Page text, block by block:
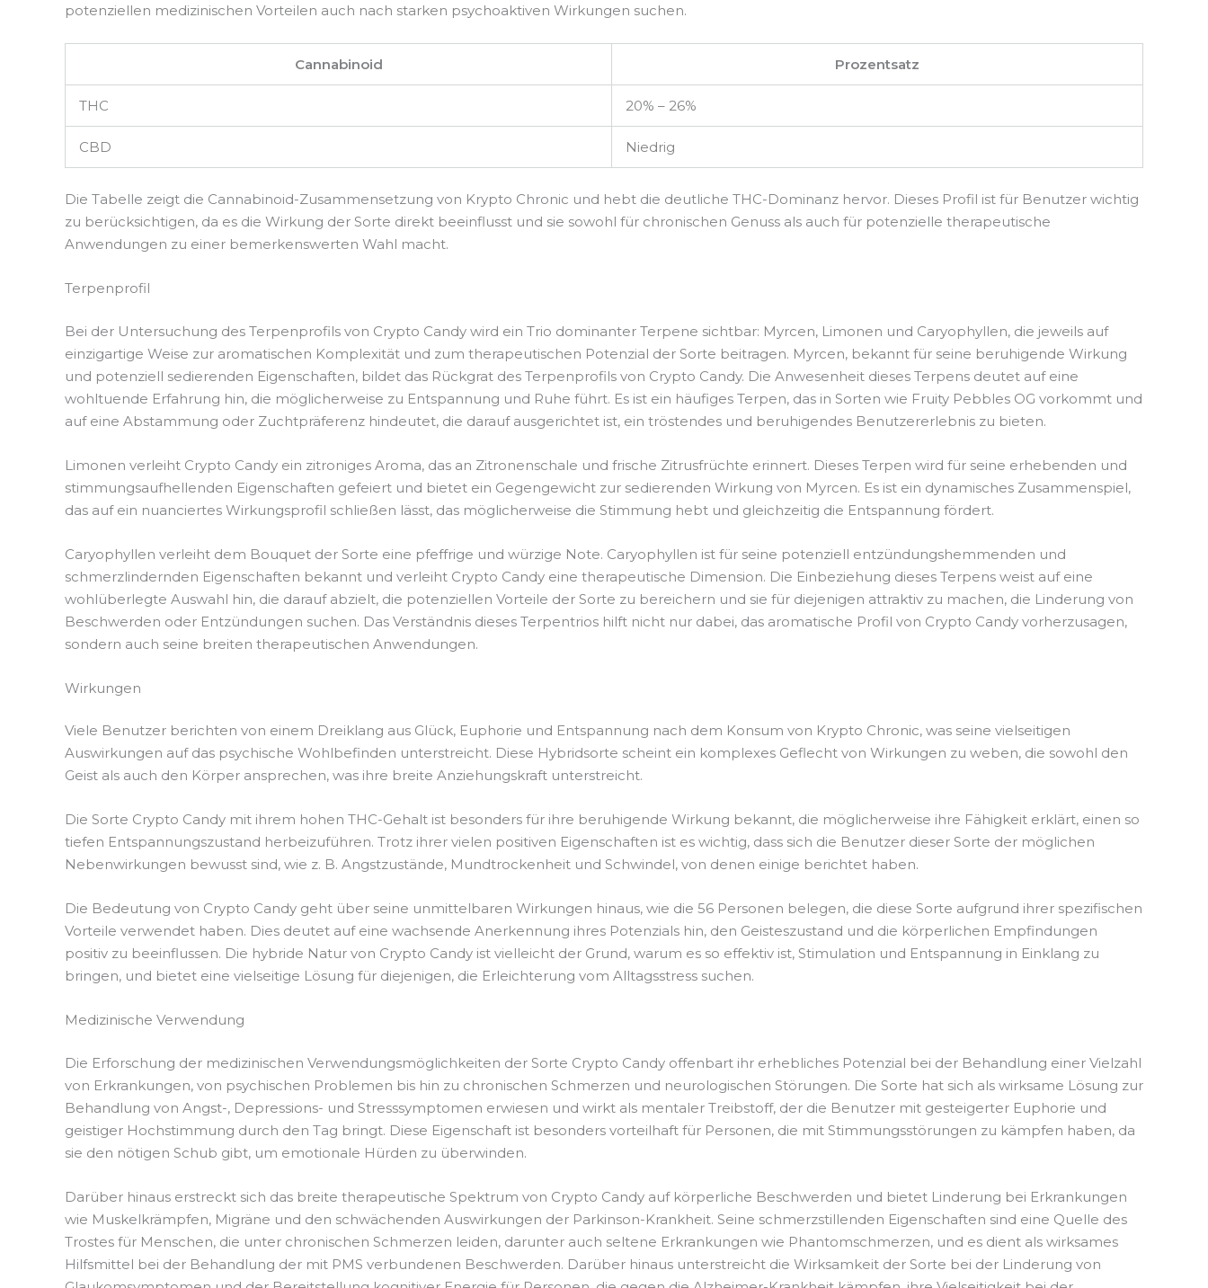
potenziellen medizinischen Vorteilen auch nach starken psychoaktiven Wirkungen suchen.
Cannabinoid Prozentsatz
THC 20% – 26%
CBD Niedrig
Die Tabelle zeigt die Cannabinoid-Zusammensetzung von Krypto Chronic und hebt die deutliche THC-Dominanz hervor. Dieses Profil ist für Benutzer wichtig
zu berücksichtigen, da es die Wirkung der Sorte direkt beeinflusst und sie sowohl für chronischen Genuss als auch für potenzielle therapeutische
Anwendungen zu einer bemerkenswerten Wahl macht.
Terpenprofil
Bei der Untersuchung des Terpenprofils von Crypto Candy wird ein Trio dominanter Terpene sichtbar: Myrcen, Limonen und Caryophyllen, die jeweils auf
einzigartige Weise zur aromatischen Komplexität und zum therapeutischen Potenzial der Sorte beitragen. Myrcen, bekannt für seine beruhigende Wirkung
und potenziell sedierenden Eigenschaften, bildet das Rückgrat des Terpenprofils von Crypto Candy. Die Anwesenheit dieses Terpens deutet auf eine
wohltuende Erfahrung hin, die möglicherweise zu Entspannung und Ruhe führt. Es ist ein häufiges Terpen, das in Sorten wie Fruity Pebbles OG vorkommt und
auf eine Abstammung oder Zuchtpräferenz hindeutet, die darauf ausgerichtet ist, ein tröstendes und beruhigendes Benutzererlebnis zu bieten.
Limonen verleiht Crypto Candy ein zitroniges Aroma, das an Zitronenschale und frische Zitrusfrüchte erinnert. Dieses Terpen wird für seine erhebenden und
stimmungsaufhellenden Eigenschaften gefeiert und bietet ein Gegengewicht zur sedierenden Wirkung von Myrcen. Es ist ein dynamisches Zusammenspiel,
das auf ein nuanciertes Wirkungsprofil schließen lässt, das möglicherweise die Stimmung hebt und gleichzeitig die Entspannung fördert.
Caryophyllen verleiht dem Bouquet der Sorte eine pfeffrige und würzige Note. Caryophyllen ist für seine potenziell entzündungshemmenden und
schmerzlindernden Eigenschaften bekannt und verleiht Crypto Candy eine therapeutische Dimension. Die Einbeziehung dieses Terpens weist auf eine
wohlüberlegte Auswahl hin, die darauf abzielt, die potenziellen Vorteile der Sorte zu bereichern und sie für diejenigen attraktiv zu machen, die Linderung von
Beschwerden oder Entzündungen suchen. Das Verständnis dieses Terpentrios hilft nicht nur dabei, das aromatische Profil von Crypto Candy vorherzusagen,
sondern auch seine breiten therapeutischen Anwendungen.
Wirkungen
Viele Benutzer berichten von einem Dreiklang aus Glück, Euphorie und Entspannung nach dem Konsum von Krypto Chronic, was seine vielseitigen
Auswirkungen auf das psychische Wohlbefinden unterstreicht. Diese Hybridsorte scheint ein komplexes Geflecht von Wirkungen zu weben, die sowohl den
Geist als auch den Körper ansprechen, was ihre breite Anziehungskraft unterstreicht.
Die Sorte Crypto Candy mit ihrem hohen THC-Gehalt ist besonders für ihre beruhigende Wirkung bekannt, die möglicherweise ihre Fähigkeit erklärt, einen so
tiefen Entspannungszustand herbeizuführen. Trotz ihrer vielen positiven Eigenschaften ist es wichtig, dass sich die Benutzer dieser Sorte der möglichen
Nebenwirkungen bewusst sind, wie z. B. Angstzustände, Mundtrockenheit und Schwindel, von denen einige berichtet haben.
Die Bedeutung von Crypto Candy geht über seine unmittelbaren Wirkungen hinaus, wie die 56 Personen belegen, die diese Sorte aufgrund ihrer spezifischen
Vorteile verwendet haben. Dies deutet auf eine wachsende Anerkennung ihres Potenzials hin, den Geisteszustand und die körperlichen Empfindungen
positiv zu beeinflussen. Die hybride Natur von Crypto Candy ist vielleicht der Grund, warum es so effektiv ist, Stimulation und Entspannung in Einklang zu
bringen, und bietet eine vielseitige Lösung für diejenigen, die Erleichterung vom Alltagsstress suchen.
Medizinische Verwendung
Die Erforschung der medizinischen Verwendungsmöglichkeiten der Sorte Crypto Candy offenbart ihr erhebliches Potenzial bei der Behandlung einer Vielzahl
von Erkrankungen, von psychischen Problemen bis hin zu chronischen Schmerzen und neurologischen Störungen. Die Sorte hat sich als wirksame Lösung zur
Behandlung von Angst-, Depressions- und Stresssymptomen erwiesen und wirkt als mentaler Treibstoff, der die Benutzer mit gesteigerter Euphorie und
geistiger Hochstimmung durch den Tag bringt. Diese Eigenschaft ist besonders vorteilhaft für Personen, die mit Stimmungsstörungen zu kämpfen haben, da
sie den nötigen Schub gibt, um emotionale Hürden zu überwinden.
Darüber hinaus erstreckt sich das breite therapeutische Spektrum von Crypto Candy auf körperliche Beschwerden und bietet Linderung bei Erkrankungen
wie Muskelkrämpfen, Migräne und den schwächenden Auswirkungen der Parkinson-Krankheit. Seine schmerzstillenden Eigenschaften sind eine Quelle des
Trostes für Menschen, die unter chronischen Schmerzen leiden, darunter auch seltene Erkrankungen wie Phantomschmerzen, und es dient als wirksames
Hilfsmittel bei der Behandlung der mit PMS verbundenen Beschwerden. Darüber hinaus unterstreicht die Wirksamkeit der Sorte bei der Linderung von